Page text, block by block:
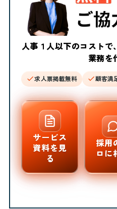
人事１人以下のコスト
業務を
求人票掲載無料 顧客満
サービス
資料を見
る
採用
ロに